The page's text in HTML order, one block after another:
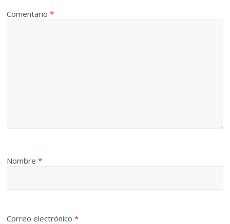
Comentario*
Nombre*
Correo electrónico*